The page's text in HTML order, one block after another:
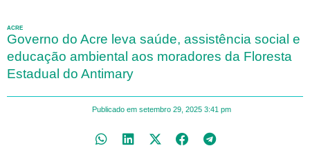
ACRE
Governo do Acre leva saúde, assistência social e
educação ambiental aos moradores da Floresta
Estadual do Antimary
Publicado em setembro 29, 2025 3:41 pm